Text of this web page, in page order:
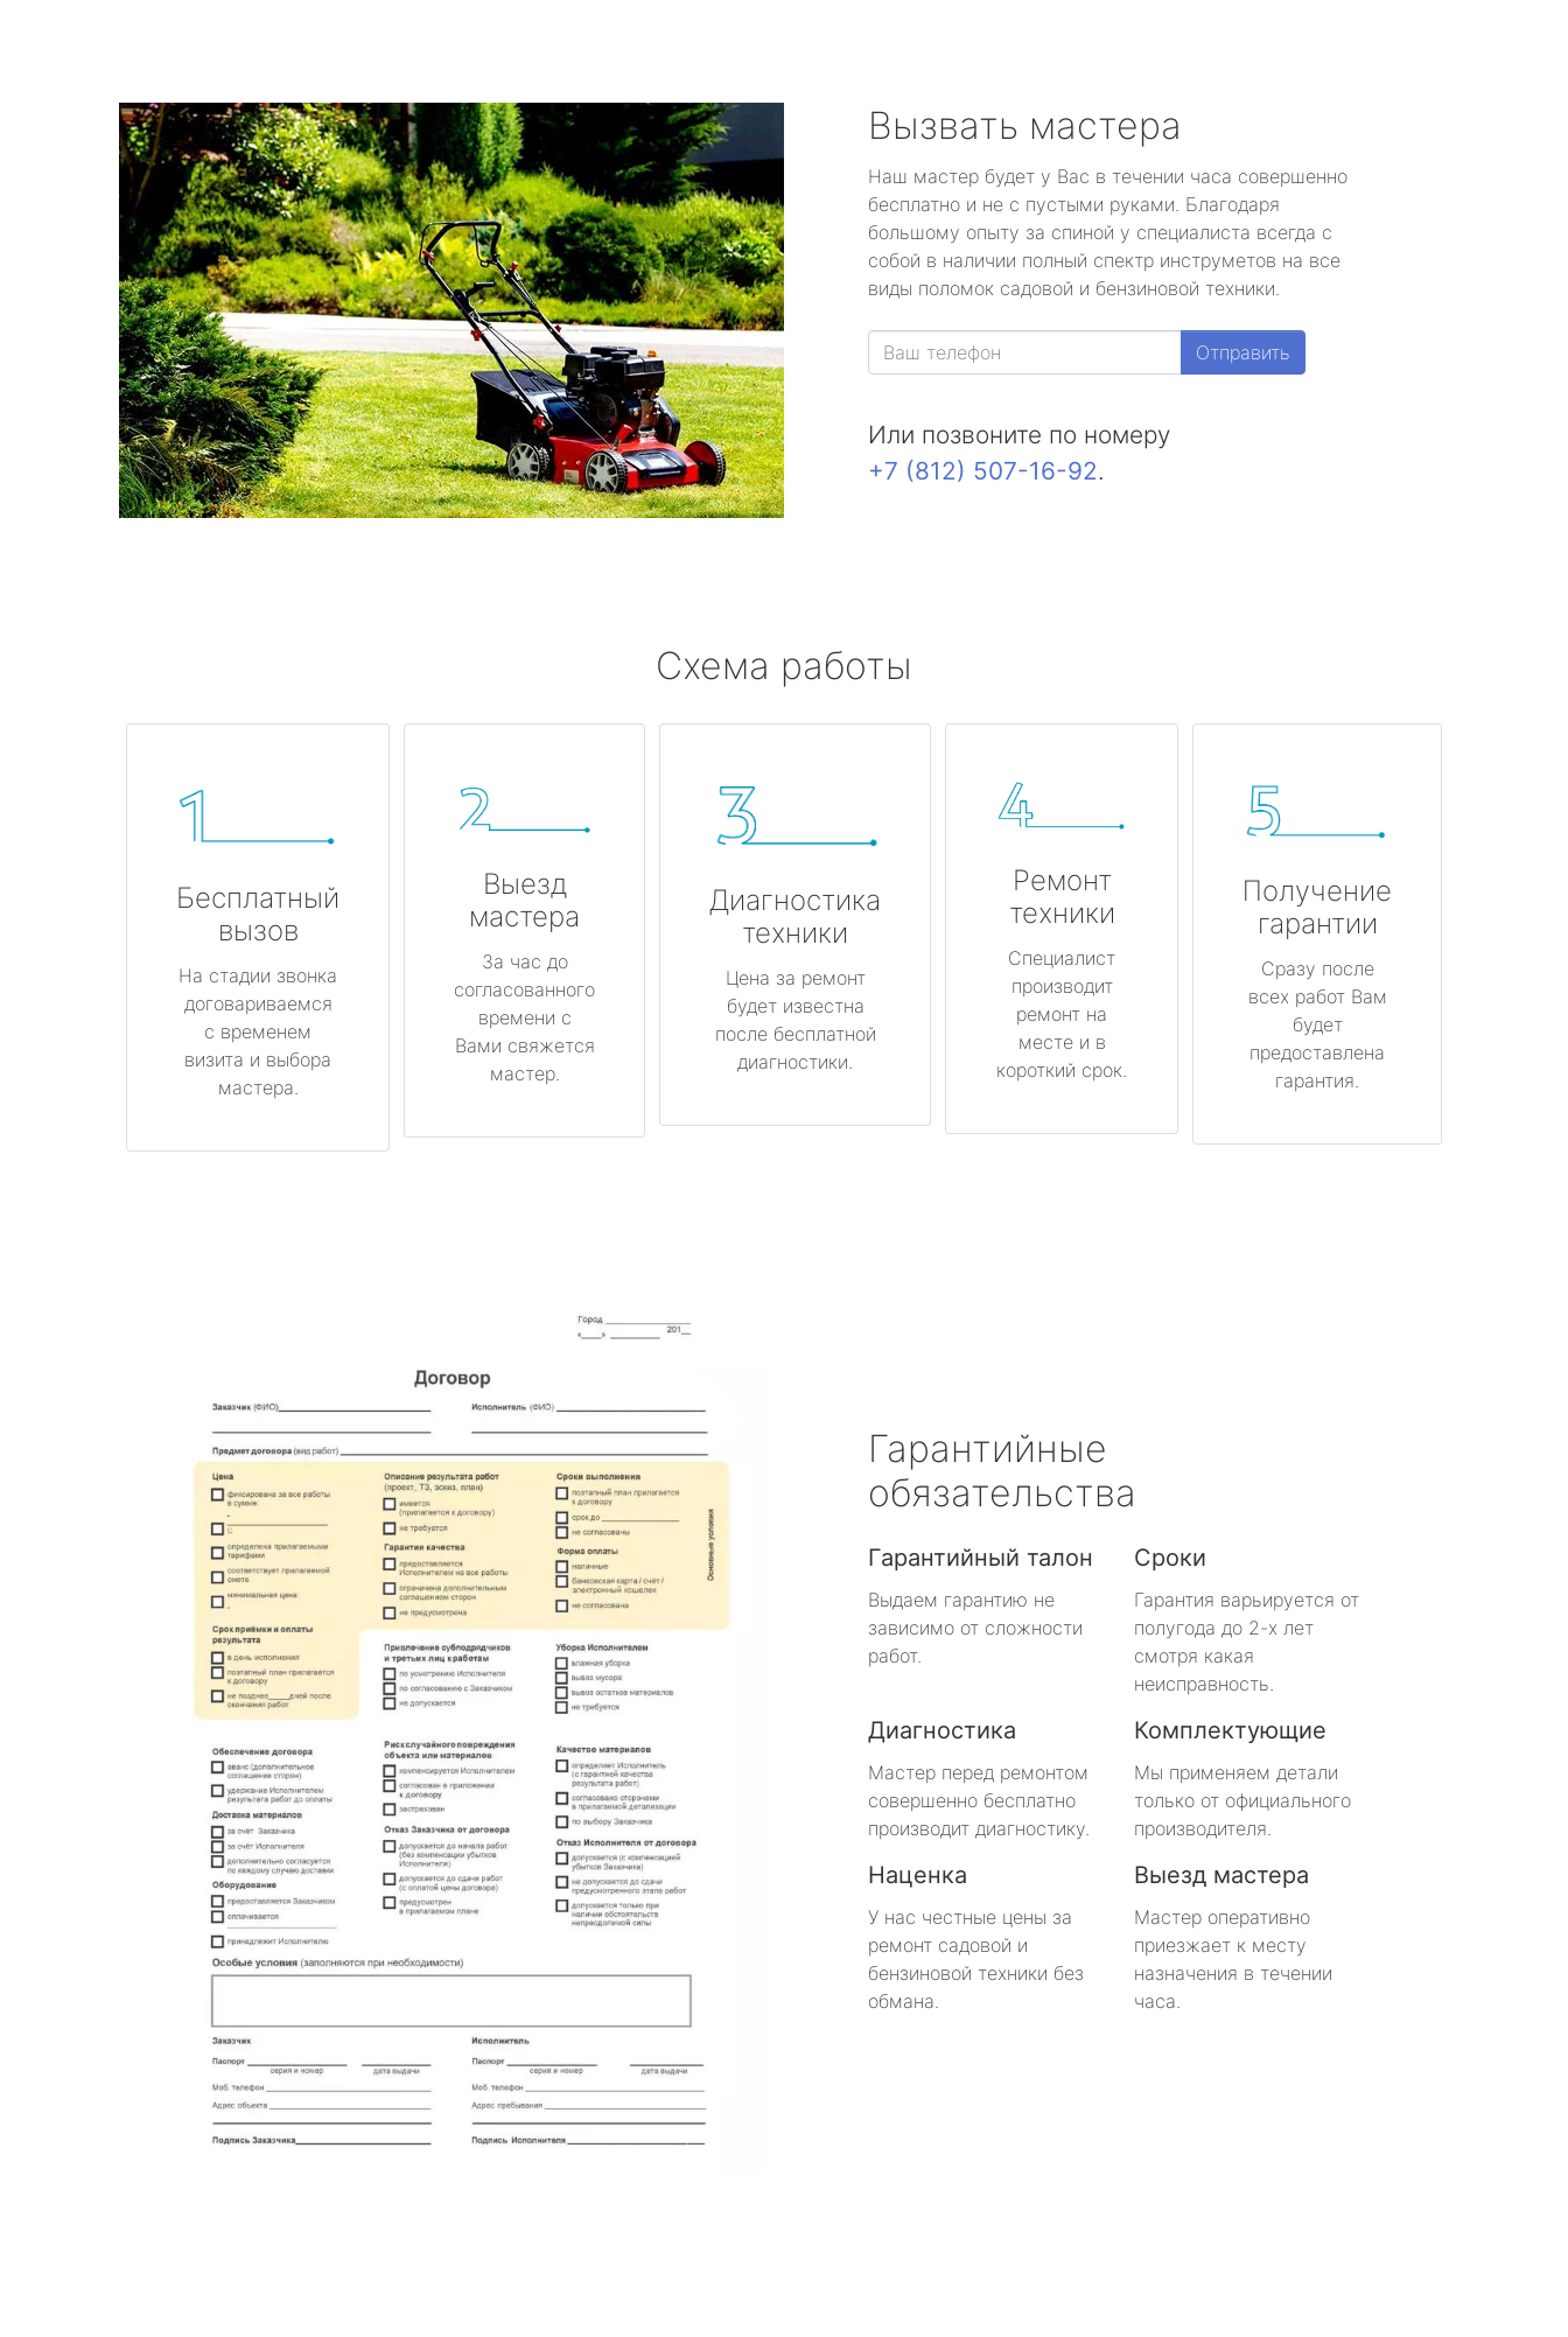
Вызвать мастера
Наш мастер будет у Вас в течении часа совершенно
бесплатно и не с пустыми руками. Благодаря
большому опыту за спиной у специалиста всегда с
собой в наличии полный спектр инструметов на все
виды поломок садовой и бензиновой техники.
Отправить
Или позвоните по номеру
+7 (812) 507-16-92.
Схема работы
Бесплатный
вызов
На стадии звонка
договариваемся
с временем
визита и выбора
мастера.
Выезд
мастера
За час до
согласованного
времени с
Вами свяжется
мастер.
Диагностика
техники
Цена за ремонт
будет известна
после бесплатной
диагностики.
Ремонт
техники
Специалист
производит
ремонт на
месте и в
короткий срок.
Получение
гарантии
Сразу после
всех работ Вам
будет
предоставлена
гарантия.
Гарантийные
обязательства
Гарантийный талон
Выдаем гарантию не
зависимо от сложности
работ.
Сроки
Гарантия варьируется от
полугода до 2-х лет
смотря какая
неисправность.
Диагностика
Мастер перед ремонтом
совершенно бесплатно
производит диагностику.
Комплектующие
Мы применяем детали
только от официального
производителя.
Наценка
У нас честные цены за
ремонт садовой и
бензиновой техники без
обмана.
Выезд мастера
Мастер оперативно
приезжает к месту
назначения в течении
часа.